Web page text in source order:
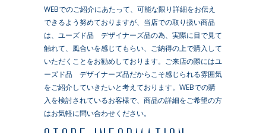
WEBでのご紹介にあたって、可能な限り詳細をお伝え
できるよう努めておりますが、当店での取り扱い商品
は、ユーズド品 デザイナーズ品の為、実際に目で見て
触れて、風合いを感じてもらい、ご納得の上で購入して
いただくことをお勧めしております。ご来店の際にはユ
ーズド品 デザイナーズ品だからこそ感じられる雰囲気
をご紹介していきたいと考えております。WEBでの購
入を検討されているお客様で、商品の詳細をご希望の方
はお気軽に問い合わせください。